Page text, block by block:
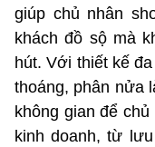
giúp chủ nhân
khách đồ sộ mà
hút. Với thiết kế
thoáng, phân nửa
không gian để
kinh doanh, từ